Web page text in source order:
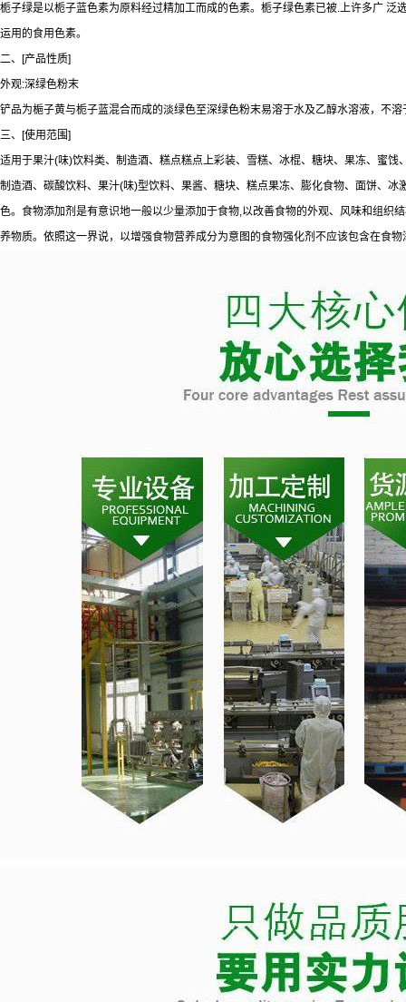
栀子绿是以栀子蓝色素为原料经过精加工而成的色素。栀子绿色素已被.上许多广 泛
运用的食用色素。
二、[产品性质]
外观:深绿色粉末
铲品为梔子黄与栀子蓝混合而成的淡绿色至深绿色粉末易溶于水及乙醇水溶液，不溶
三、[使用范围]
适用于果汁(味)饮料类、制造酒、糕点糕点上彩装、雪糕、冰棍、糖块、果冻、蜜饯
制造酒、碳酸饮料、果汁(味)型饮料、果酱、糖块、糕点果冻、膨化食物、面饼、冰
色。食物添加剂是有意识地一般以少量添加于食物,以改善食物的外观、风味和组织
养物质。依照这一界说，以增强食物营养成分为意图的食物强化剂不应该包含在食物